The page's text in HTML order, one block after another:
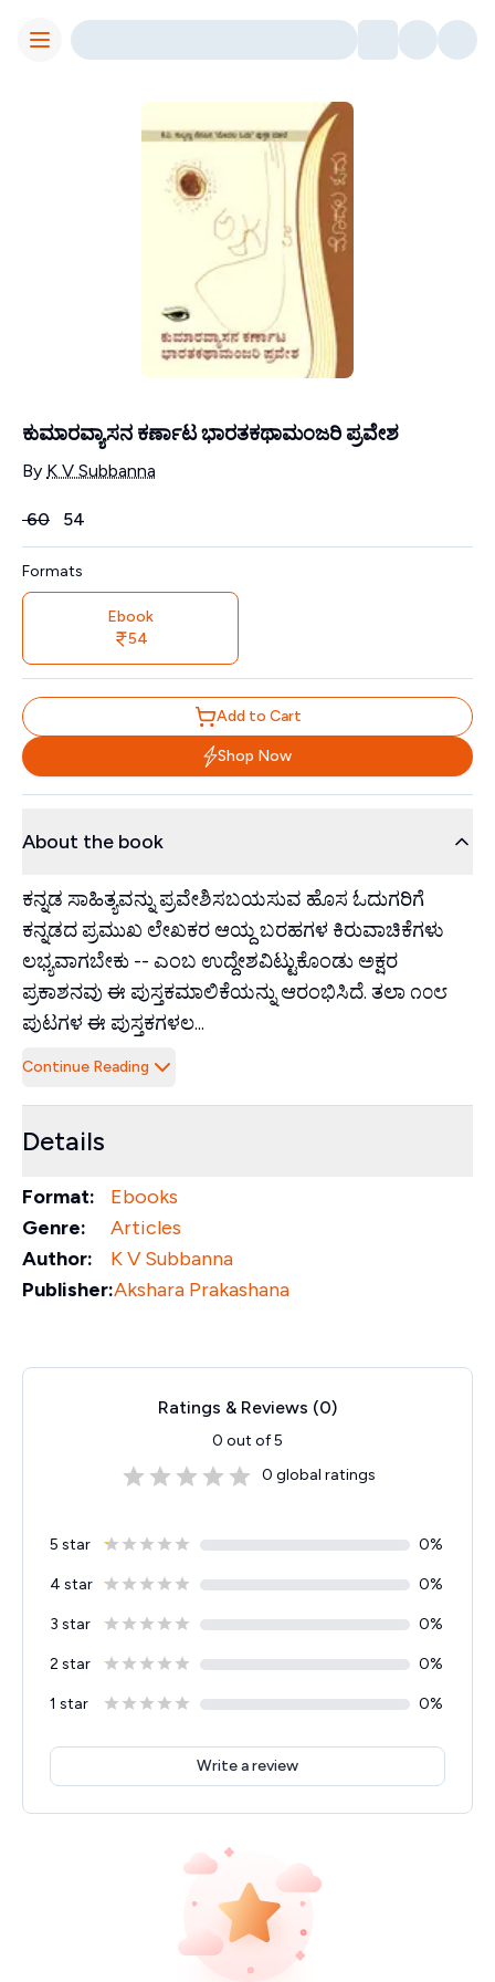
Toggle Menu
ಕುಮಾರವ್ಯಾಸನ ಕರ್ಣಾಟ ಭಾರತಕಥಾಮಂಜರಿ ಪ್ರವೇಶ
Contributors
By K V Subbanna
Price
₹60 54
Formats
Ebook
54
Add to Cart
Shop Now
About the book
ಕನ್ನಡ ಸಾಹಿತ್ಯವನ್ನು ಪ್ರವೇಶಿಸಬಯಸುವ ಹೊಸ ಓದುಗರಿಗೆ
ಕನ್ನಡದ ಪ್ರಮುಖ ಲೇಖಕರ ಆಯ್ದ ಬರಹಗಳ ಕಿರುವಾಚಿಕೆಗಳು
ಲಭ್ಯವಾಗಬೇಕು -- ಎಂಬ ಉದ್ದೇಶವಿಟ್ಟುಕೊಂಡು ಅಕ್ಷರ
ಪ್ರಕಾಶನವು ಈ ಪುಸ್ತಕಮಾಲಿಕೆಯನ್ನು ಆರಂಭಿಸಿದೆ. ತಲಾ ೧೦೮
ಪುಟಗಳ ಈ ಪುಸ್ತಕಗಳಲ...
Continue Reading
Details
Format:
Ebooks
Genre:
Articles
Author:
K V Subbanna
Publisher:Akshara Prakashana
Ratings & Reviews (0)
0 out of 5
0 global ratings
5 star 0%
4 star 0%
3 star 0%
2 star 0%
1 star 0%
Write a review